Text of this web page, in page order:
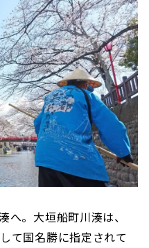
へ。大垣船町川湊は、
て国名勝に指定されて